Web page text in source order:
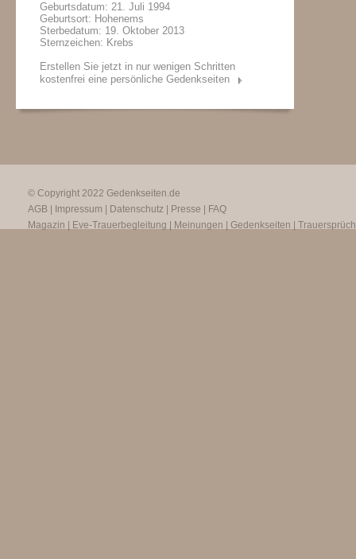
Geburtsdatum: 21. Juli 1994
Geburtsort: Hohenems
Sterbedatum: 19. Oktober 2013
Sternzeichen: Krebs
Erstellen Sie jetzt in nur wenigen Schritten
kostenfrei eine persönliche Gedenkseiten
© Copyright 2022 Gedenkseiten.de
AGB
Impressum Datenschutz Presse
FAQ
Magazin
Eve-Trauerbegleitung Meinungen Gedenkseiten